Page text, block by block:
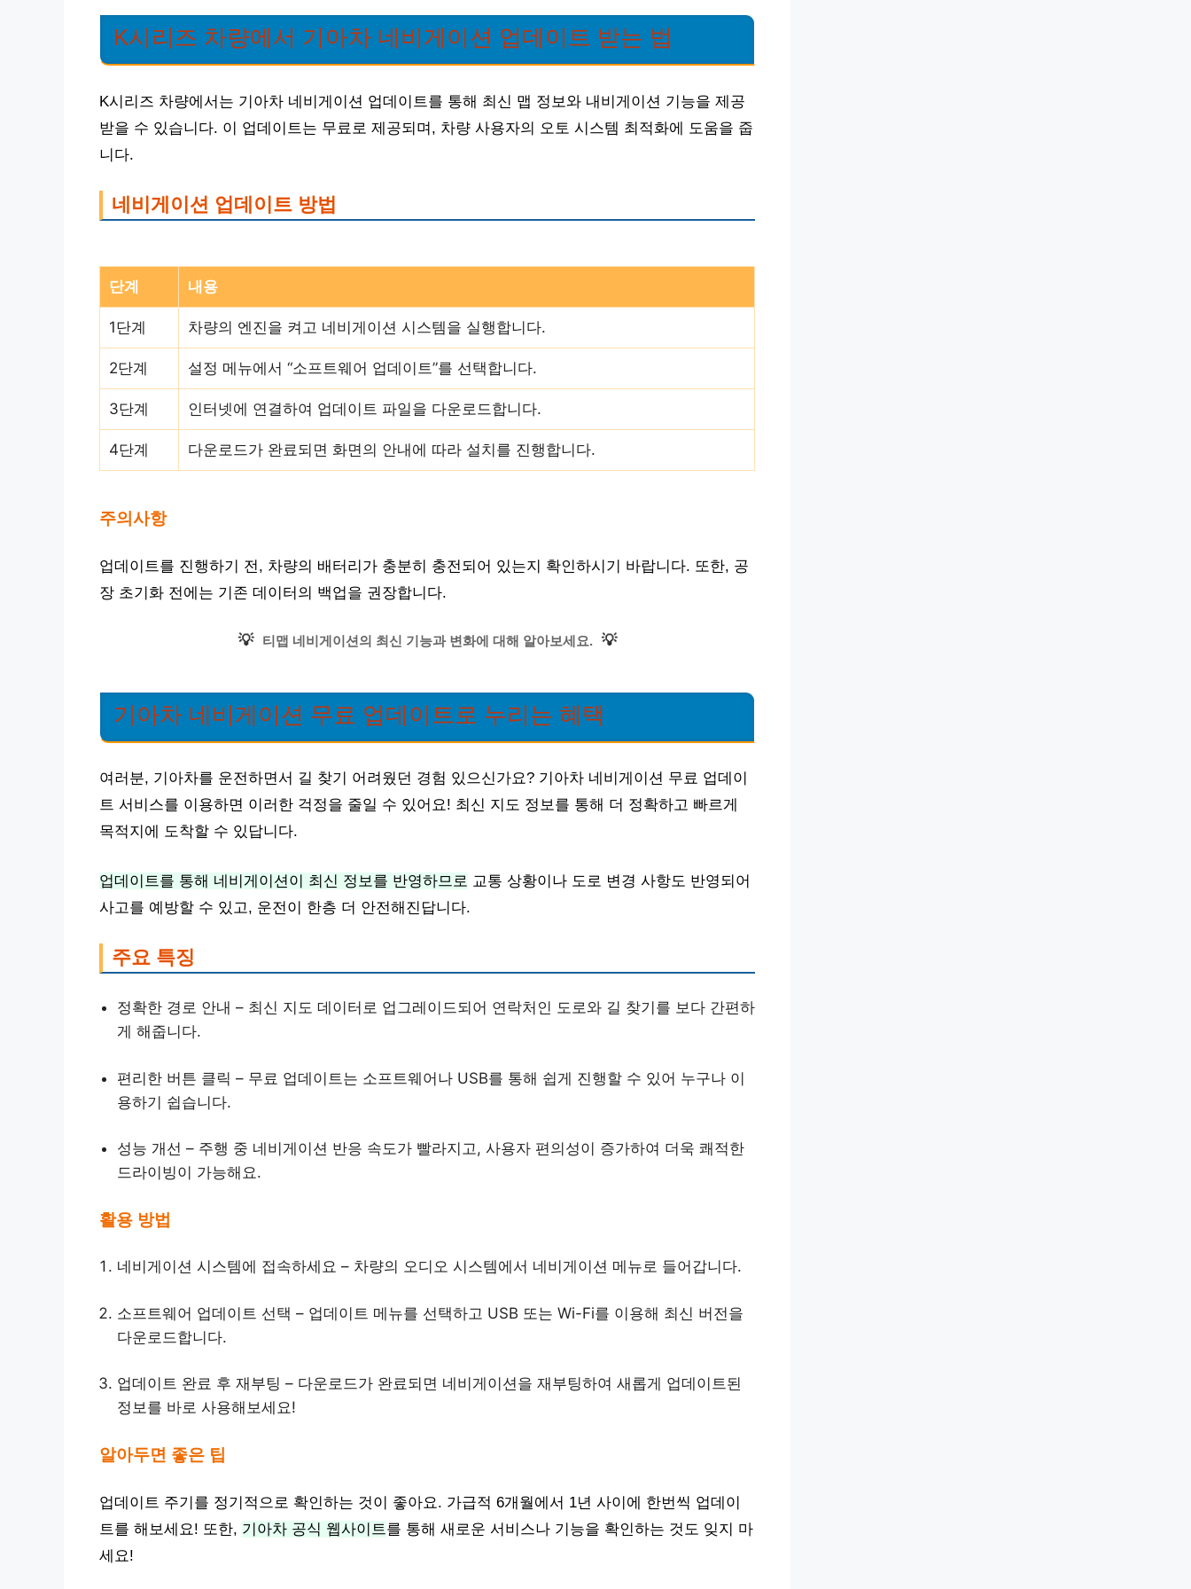
K시리즈 차량에서 기아차 네비게이션 업데이트 받는 법
K시리즈 차량에서는 기아차 네비게이션 업데이트를 통해 최신 맵 정보와 내비게이션 기능을 제공
받을 수 있습니다. 이 업데이트는 무료로 제공되며, 차량 사용자의 오토 시스템 최적화에 도움을 줍
니다.
네비게이션 업데이트 방법
단계 내용
1단계 차량의 엔진을 켜고 네비게이션 시스템을 실행합니다.
2단계 설정 메뉴에서 “소프트웨어 업데이트”를 선택합니다.
3단계 인터넷에 연결하여 업데이트 파일을 다운로드합니다.
4단계 다운로드가 완료되면 화면의 안내에 따라 설치를 진행합니다.
주의사항
업데이트를 진행하기 전, 차량의 배터리가 충분히 충전되어 있는지 확인하시기 바랍니다. 또한, 공
장 초기화 전에는 기존 데이터의 백업을 권장합니다.
💡 티맵 네비게이션의 최신 기능과 변화에 대해 알아보세요. 💡
기아차 네비게이션 무료 업데이트로 누리는 혜택
여러분, 기아차를 운전하면서 길 찾기 어려웠던 경험 있으신가요? 기아차 네비게이션 무료 업데이
트 서비스를 이용하면 이러한 걱정을 줄일 수 있어요! 최신 지도 정보를 통해 더 정확하고 빠르게
목적지에 도착할 수 있답니다.
업데이트를 통해 네비게이션이 최신 정보를 반영하므로 교통 상황이나 도로 변경 사항도 반영되어
사고를 예방할 수 있고, 운전이 한층 더 안전해진답니다.
주요 특징
정확한 경로 안내 – 최신 지도 데이터로 업그레이드되어 연락처인 도로와 길 찾기를 보다 간편하
게 해줍니다.
편리한 버튼 클릭 – 무료 업데이트는 소프트웨어나 USB를 통해 쉽게 진행할 수 있어 누구나 이
용하기 쉽습니다.
성능 개선 – 주행 중 네비게이션 반응 속도가 빨라지고, 사용자 편의성이 증가하여 더욱 쾌적한
드라이빙이 가능해요.
활용 방법
네비게이션 시스템에 접속하세요 – 차량의 오디오 시스템에서 네비게이션 메뉴로 들어갑니다.
소프트웨어 업데이트 선택 – 업데이트 메뉴를 선택하고 USB 또는 Wi-Fi를 이용해 최신 버전을
다운로드합니다.
업데이트 완료 후 재부팅 – 다운로드가 완료되면 네비게이션을 재부팅하여 새롭게 업데이트된
정보를 바로 사용해보세요!
알아두면 좋은 팁
업데이트 주기를 정기적으로 확인하는 것이 좋아요. 가급적 6개월에서 1년 사이에 한번씩 업데이
트를 해보세요! 또한, 기아차 공식 웹사이트를 통해 새로운 서비스나 기능을 확인하는 것도 잊지 마
세요!